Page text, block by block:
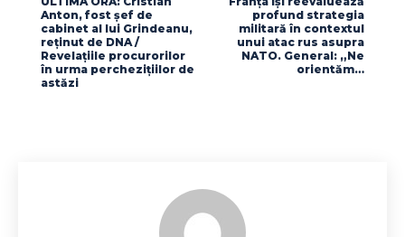
Anton, fost șef de
cabinet al lui Grindeanu,
reținut de DNA /
Revelațiile procurorilor
în urma perchezițiilor de
astăzi
profund strategia
militară în contextul
unui atac rus asupra
NATO. General: „Ne
orientăm…